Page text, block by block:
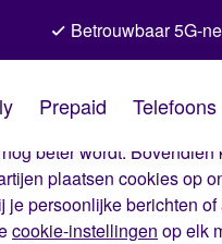
cookies van
cookies op onze
beter wordt.
plaatsen cookies op
je persoonlijke berichten
cookie-instellingen op elk
Betrouwbaar 5G-
Prepaid Telefoons